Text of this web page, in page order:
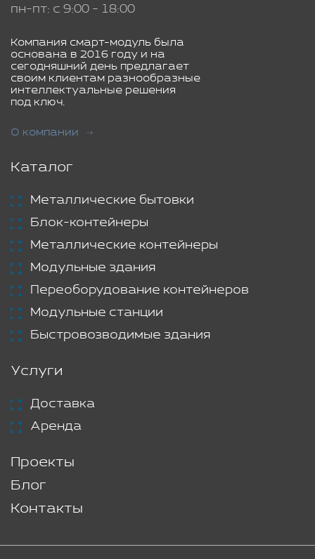
пн-пт: с 9:00 - 18:00
Компания смарт-модуль была
основана в 2016 году и на
сегодняшний день предлагает
своим клиентам разнообразные
интеллектуальные решения
под ключ.
О компании
Каталог
Металлические бытовки
Блок-контейнеры
Металлические контейнеры
Модульные здания
Переоборудование контейнеров
Модульные станции
Быстровозводимые здания
Услуги
Доставка
Аренда
Проекты
Блог
Контакты